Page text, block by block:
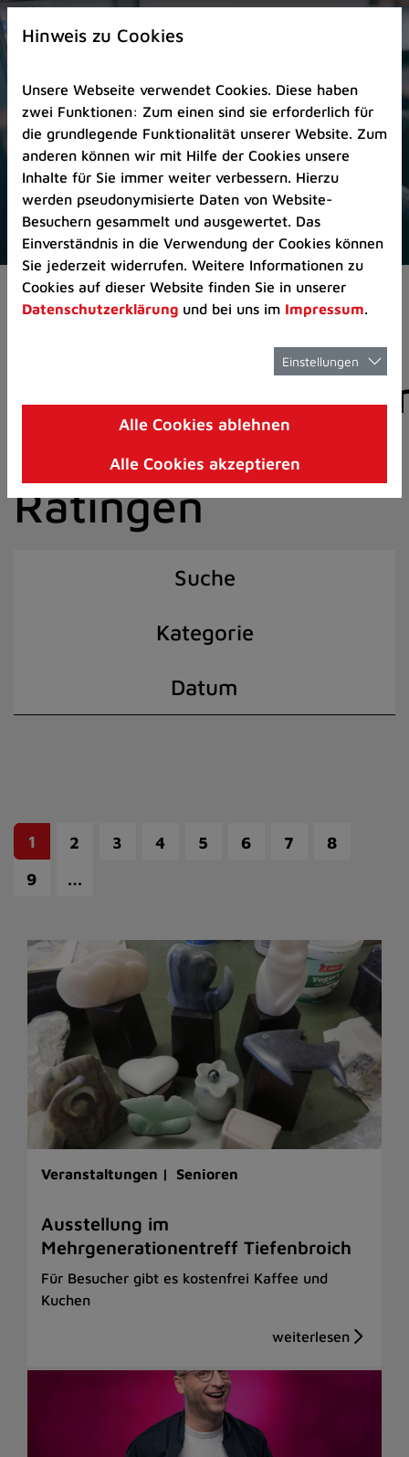
Zur
Startseite
Zum
Seitenanfang
springen
(Schnelltaste
A)
Zur
Navigation/Menü
springen
(Schnelltaste
M)
Zur
8)
I)
Aktuelles Pressemitteilungen
der Stadt
Ratingen
Suche
Kategorie
Datum
1 2 3 4 5 6 7
8
9
…
Veranstaltungen | Senioren
Ausstellung im
Mehrgenerationentreff Tiefenbroich
Für Besucher gibt es kostenfrei Kaffee und
Kuchen
Hinweis zu Cookies
Unsere Webseite verwendet Cookies. Diese haben
zwei Funktionen: Zum einen sind sie erforderlich für
die grundlegende Funktionalität unserer Website. Zum
anderen können wir mit Hilfe der Cookies unsere
Inhalte für Sie immer weiter verbessern. Hierzu
werden pseudonymisierte Daten von Website-
Besuchern gesammelt und ausgewertet. Das
Einverständnis in die Verwendung der Cookies können
Sie jederzeit widerrufen. Weitere Informationen zu
Cookies auf dieser Website finden Sie in unserer
Datenschutzerklärung und bei uns im Impressum.
Einstellungen
Alle Cookies ablehnen
Alle Cookies akzeptieren